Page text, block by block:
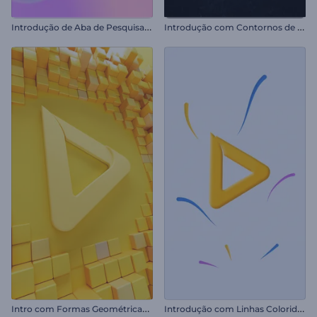
I
ntrodução de Aba de Pesquisa na Web I
ntrodução com Contornos de Neon
I
ntro com Formas Geométricas Limpas I
ntrodução com Linhas Coloridas Giratórias